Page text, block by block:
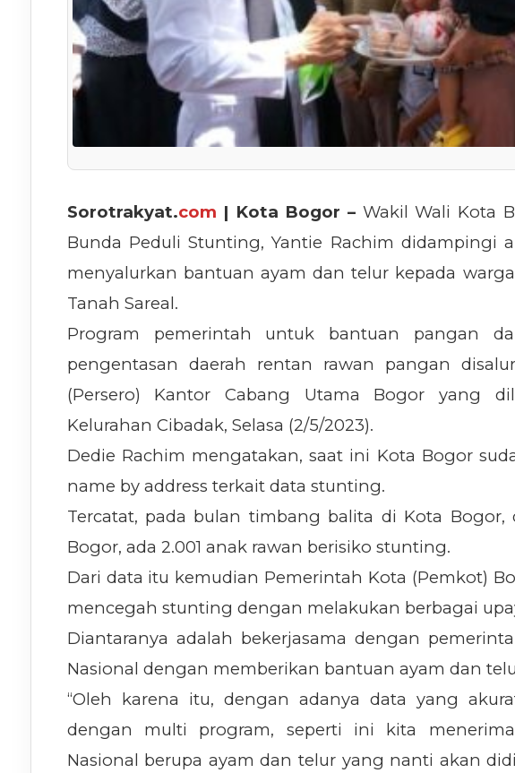
Sorotrakyat.com | Kota Bogor – Wakil Wali Kota
Bunda Peduli Stunting, Yantie Rachim didampingi
menyalurkan bantuan ayam dan telur kepada
Tanah Sareal.
Program pemerintah untuk bantuan pangan
pengentasan daerah rentan rawan pangan
(Persero) Kantor Cabang Utama Bogor yang
Kelurahan Cibadak, Selasa (2/5/2023).
Dedie Rachim mengatakan, saat ini Kota Bogor
name by address terkait data stunting.
Tercatat, pada bulan timbang balita di Kota Bogor,
Bogor, ada 2.001 anak rawan berisiko stunting.
Dari data itu kemudian Pemerintah Kota (Pemkot)
mencegah stunting dengan melakukan berbagai
Diantaranya adalah bekerjasama dengan
Nasional dengan memberikan bantuan ayam dan
“Oleh karena itu, dengan adanya data yang
dengan multi program, seperti ini kita
Nasional berupa ayam dan telur yang nanti akan